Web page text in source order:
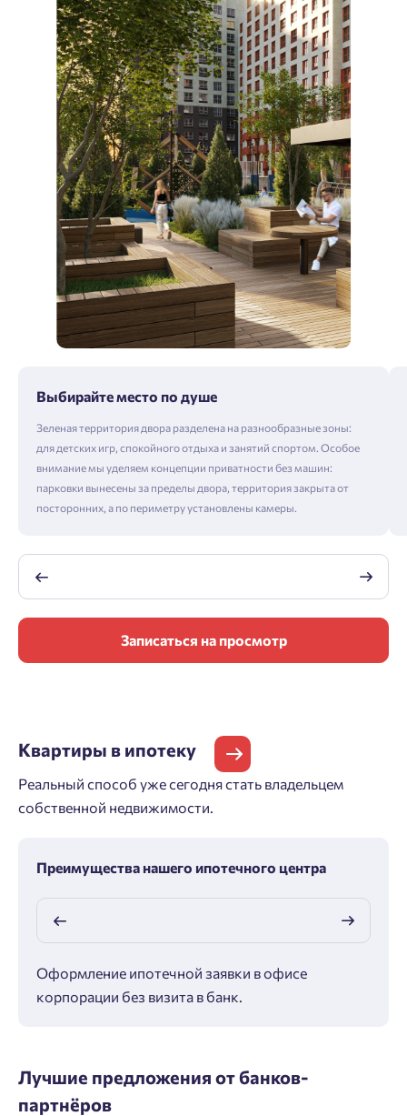
Выбирайте место по душе
Зеленая территория двора разделена на разнообразные зоны:
для детских игр, спокойного отдыха и занятий спортом. Особое
внимание мы уделяем концепции приватности без машин:
парковки вынесены за пределы двора, территория закрыта от
посторонних, а по периметру установлены камеры.
Записаться на просмотр
Квартиры в ипотеку
Реальный способ уже сегодня стать владельцем
собственной недвижимости.
Преимущества нашего ипотечного центра
Оформление ипотечной заявки в офисе
корпорации без визита в банк.
Лучшие предложения от банков-
партнёров